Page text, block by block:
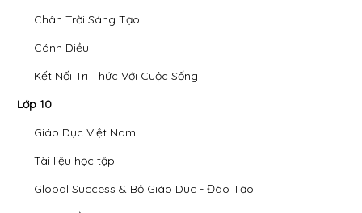
Chân Trời Sáng Tạo
Cánh Diều
Kết Nối Tri Thức Với Cuộc Sống
Lớp 10
Giáo Dục Việt Nam
Tài liệu học tập
Global Success & Bộ Giáo Dục - Đào Tạo